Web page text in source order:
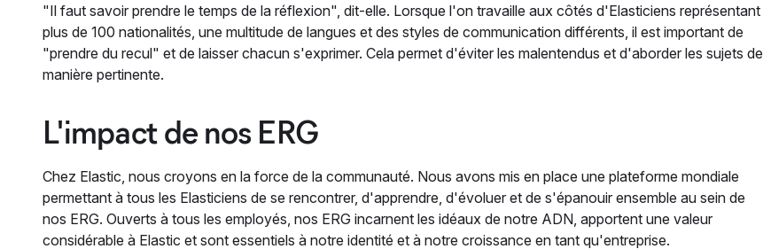
"Il faut savoir prendre le temps de la réflexion", dit-elle. Lorsque l'on travaille aux côtés d'Elasticiens représentant
plus de 100 nationalités, une multitude de langues et des styles de communication différents, il est important de
"prendre du recul" et de laisser chacun s'exprimer. Cela permet d'éviter les malentendus et d'aborder les sujets de
manière pertinente.
L'impact de nos ERG
Chez Elastic, nous croyons en la force de la communauté. Nous avons mis en place une plateforme mondiale
permettant à tous les Elasticiens de se rencontrer, d'apprendre, d'évoluer et de s'épanouir ensemble au sein de
nos ERG. Ouverts à tous les employés, nos ERG incarnent les idéaux de notre ADN, apportent une valeur
considérable à Elastic et sont essentiels à notre identité et à notre croissance en tant qu'entreprise.